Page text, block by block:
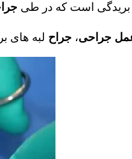
بریدگی است که در طی
جراحی، جراح لبه های